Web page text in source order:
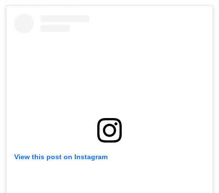
View this post on Instagram